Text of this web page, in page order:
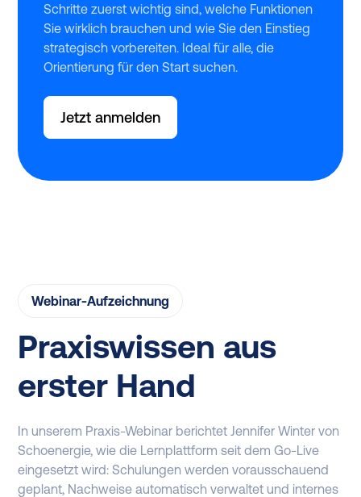
Schritte zuerst wichtig sind, welche Funktionen
Sie wirklich brauchen und wie Sie den Einstieg
strategisch vorbereiten. Ideal für alle, die
Orientierung für den Start suchen.
Jetzt anmelden
Webinar-Aufzeichnung
Praxiswissen aus
erster Hand
In unserem Praxis-Webinar berichtet Jennifer Winter von
Schoenergie, wie die Lernplattform seit dem Go-Live
eingesetzt wird: Schulungen werden vorausschauend
geplant, Nachweise automatisch verwaltet und internes